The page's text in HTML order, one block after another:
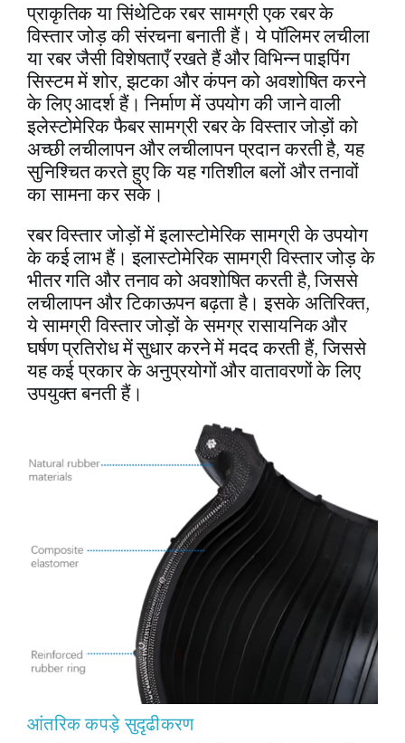
प्राकृतिक या सिंथेटिक रबर सामग्री एक रबर के
विस्तार जोड़ की संरचना बनाती हैं। ये पॉलिमर लचीला
या रबर जैसी विशेषताएँ रखते हैं और विभिन्न पाइपिंग
सिस्टम में शोर, झटका और कंपन को अवशोषित करने
के लिए आदर्श हैं। निर्माण में उपयोग की जाने वाली
इलेस्टोमेरिक फैबर सामग्री रबर के विस्तार जोड़ों को
अच्छी लचीलापन और लचीलापन प्रदान करती है, यह
सुनिश्चित करते हुए कि यह गतिशील बलों और तनावों
का सामना कर सके।
रबर विस्तार जोड़ों में इलास्टोमेरिक सामग्री के उपयोग
के कई लाभ हैं। इलास्टोमेरिक सामग्री विस्तार जोड़ के
भीतर गति और तनाव को अवशोषित करती है, जिससे
लचीलापन और टिकाऊपन बढ़ता है। इसके अतिरिक्त,
ये सामग्री विस्तार जोड़ों के समग्र रासायनिक और
घर्षण प्रतिरोध में सुधार करने में मदद करती हैं, जिससे
यह कई प्रकार के अनुप्रयोगों और वातावरणों के लिए
उपयुक्त बनती हैं।
आंतरिक कपड़े सुदृढीकरण